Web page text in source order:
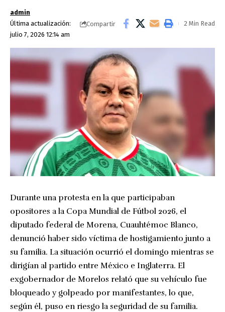
Última actualización:
julio 7, 2026 12:14 am
admin
Compartir
2 Min Read
Durante una protesta en la que participaban
opositores a la Copa Mundial de Fútbol 2026, el
diputado federal de Morena, Cuauhtémoc Blanco,
denunció haber sido víctima de hostigamiento junto a
su familia. La situación ocurrió el domingo mientras se
dirigían al partido entre México e Inglaterra. El
exgobernador de Morelos relató que su vehículo fue
bloqueado y golpeado por manifestantes, lo que,
según él, puso en riesgo la seguridad de su familia.